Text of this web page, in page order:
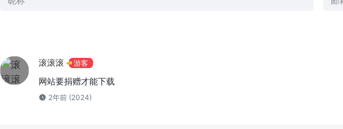
滚滚滚 游客
网站要捐赠才能下载
2年前 (2024)